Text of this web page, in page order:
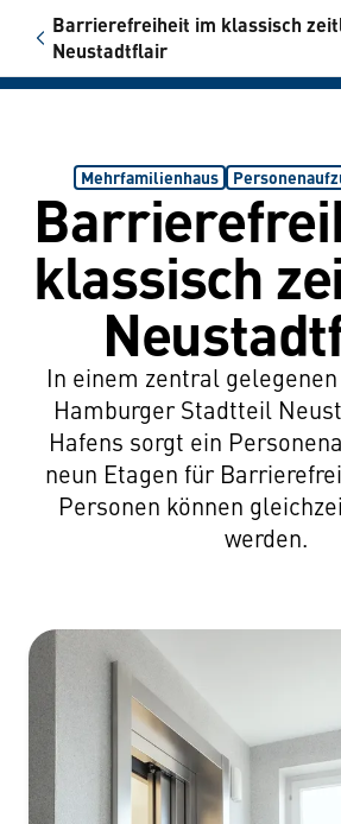
Referenzen
Barrierefreiheit im klassisch
Neustadtflair
Mehrfamilienhaus
klassisch
In einem zentral
Hamburger Stadtteil
Hafens sorgt ein
neun Etagen für
Personen können
werden.